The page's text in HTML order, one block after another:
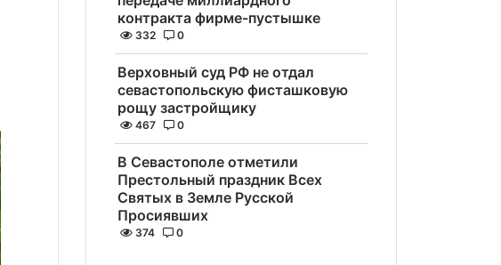
контракта фирме-пустышке
332 0
Верховный суд РФ не отдал
севастопольскую фисташковую
рощу застройщику
467 0
В Севастополе отметили
Престольный праздник Всех
Святых в Земле Русской
Просиявших
374 0